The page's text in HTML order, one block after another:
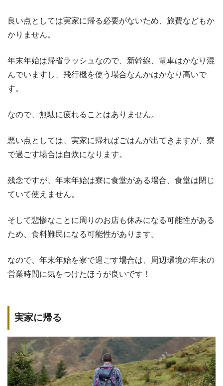
良い点としては実家に帰る必要がないため、旅費などもか
かりません。
年末年始は帰省ラッシュなので、新幹線、電車はかなり混
んでいますし、飛行機を使う場合なんかはかなり高いで
す。
なので、無駄に疲れることはありません。
悪い点としては、実家に帰ればごはんが出てきますが、寮
で過ごす場合は自炊になります。
残念ですが、年末年始は寮に食堂がある場合、食堂は閉じ
ていて使えません。
そして悲惨なことに周りのお店も休みになる可能性がある
ため、食料難民になる可能性があります。
なので、年末年始を寮で過ごす場合は、周辺環境の年末の
営業時間に気をつけたほうが良いです！
実家に帰る